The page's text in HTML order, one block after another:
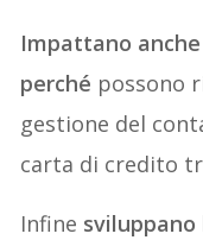
Impattano
perché possono
gestione del
carta di credito
Infine sviluppano